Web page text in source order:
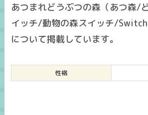
あつまれどうぶつの森（あつ森/
イッチ/動物の森スイッチ/
について掲載しています。
性格